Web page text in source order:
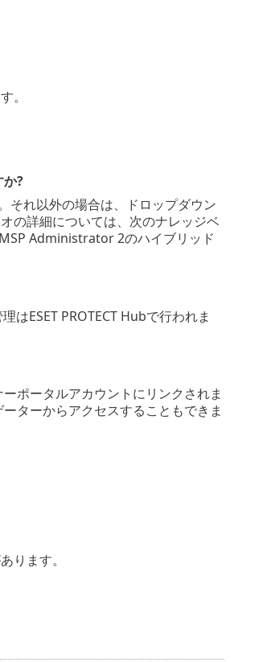
。
?
それ以外の場合は、ドロップダウン
の詳細については、次のナレッジベ
Administrator 2のハイブリッド
ESET PROTECT Hubで行われま
ポータルアカウントにリンクされま
ターからアクセスすることもできま
ります。